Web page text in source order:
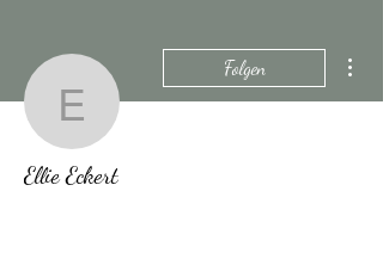
Ellie Eckert
Folgen
Ellie Eckert